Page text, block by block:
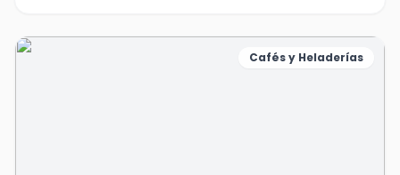
Cafés y Heladerías